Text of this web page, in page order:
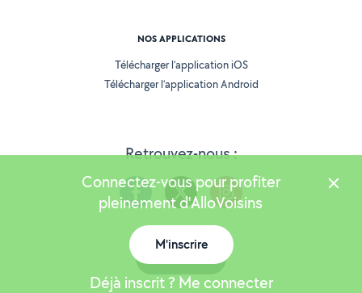
Retrouvez-nous :
NOS APPLICATIONS
Télécharger l’application iOS
Télécharger l’application Android
Version 25.5.3
Connectez-vous pour profiter
pleinement d'AlloVoisins
M'inscrire
Déjà inscrit ? Me connecter